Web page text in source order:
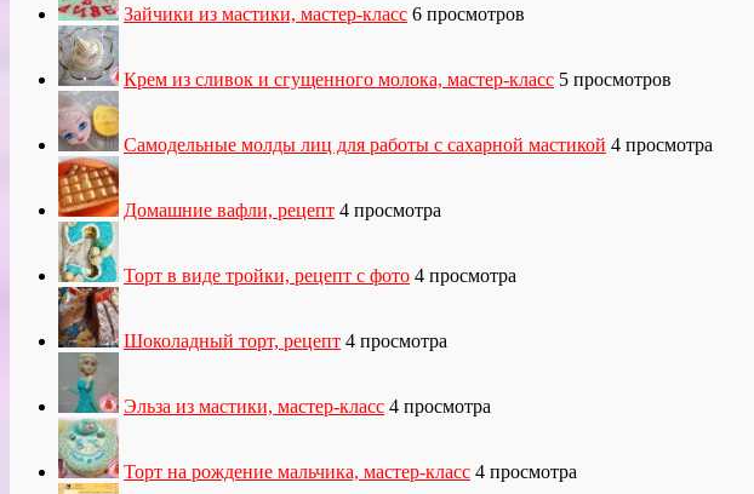
Зайчики из мастики, мастер-класс 6 просмотров
Крем из сливок и сгущенного молока, мастер-класс 5 просмотров
Самодельные молды лиц для работы с сахарной мастикой 4 просмотра
Домашние вафли, рецепт 4 просмотра
Торт в виде тройки, рецепт с фото 4 просмотра
Шоколадный торт, рецепт 4 просмотра
Эльза из мастики, мастер-класс 4 просмотра
Торт на рождение мальчика, мастер-класс 4 просмотра